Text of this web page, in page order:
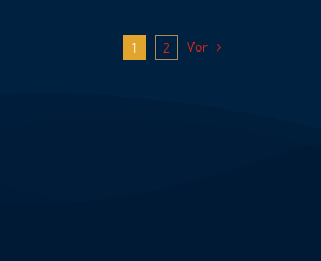
1 2 Vor